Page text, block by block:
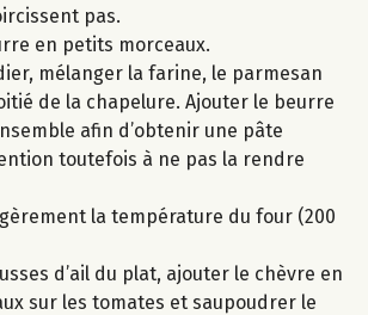
pas.
en petits morceaux.
mélanger la farine, le parmesan
de la chapelure. Ajouter le beurre
afin d’obtenir une pâte
toutefois à ne pas la rendre
la température du four (200
d’ail du plat, ajouter le chèvre en
sur les tomates et saupoudrer le